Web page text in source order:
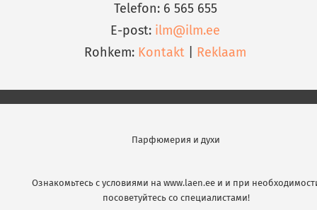
Telefon: 6 565 655
E-post: ilm@ilm.ee
Rohkem: Kontakt Reklaam
Парфюмерия и духи
Ознакомьтесь с условиями на www.laen.ee и и при
посоветуйтесь со специалистами!